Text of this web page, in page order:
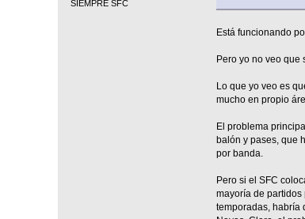
SIEMPRE SFC
Está funcionando
Pero yo no veo que
Lo que yo veo es
mucho en propio
El problema
balón y pases, que
por banda.
Pero si el SFC
mayoría de partidos
temporadas, habría